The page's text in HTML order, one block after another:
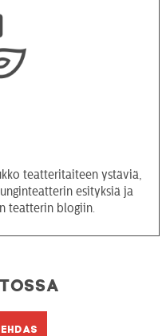
teatteritaiteen ystäviä,
esityksiä ja
teatterin blogiin.